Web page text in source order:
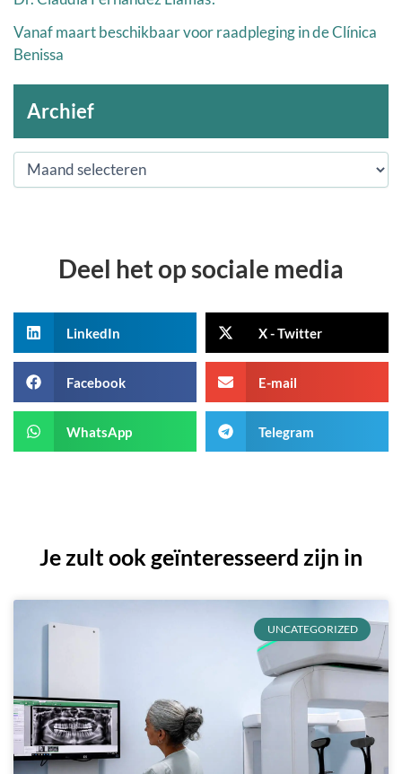
Vanaf maart beschikbaar voor raadpleging in de Clínica
Benissa
Archief
Deel het op sociale media
LinkedIn X - Twitter
Facebook E-mail
WhatsApp Telegram
Je zult ook geïnteresseerd zijn in
UNCATEGORIZED